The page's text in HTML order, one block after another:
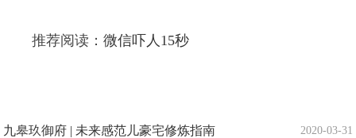
推荐阅读：微信吓人15秒
2020-03-31
九皋玖御府 | 未来感范儿豪宅修炼指南